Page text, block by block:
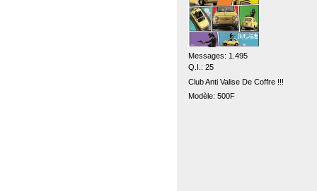
Messages: 1.495
Q.I.: 25
Club Anti Valise De Coffre !!!
Modèle: 500F